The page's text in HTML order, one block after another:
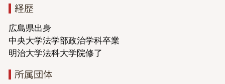
経歴
広島県出身
中央大学法学部政治学科卒業
明治大学法科大学院修了
所属団体